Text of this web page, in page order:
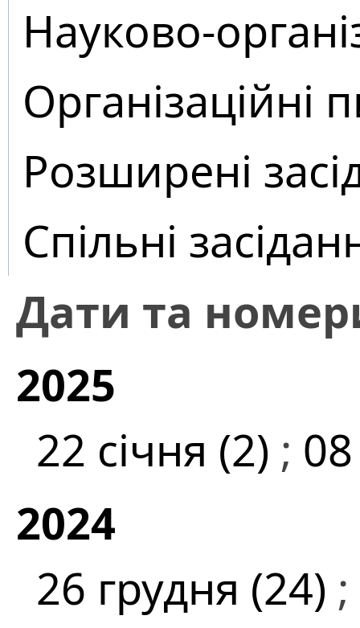
Науково-
Організаційні
Розширені
Спільні
Дати та
2025
22 січня (2) ;
2024
26 грудня (24) ;